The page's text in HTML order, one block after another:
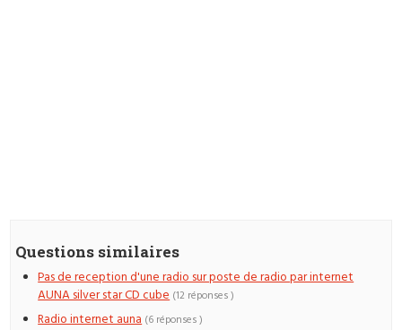
Questions similaires
Pas de reception d'une radio sur poste de radio par internet
AUNA silver star CD cube (12 réponses )
Radio internet auna (6 réponses )